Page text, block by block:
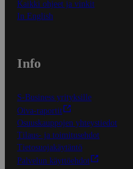
Kaikki ohjeet ja vinkit
In English
Info
S-Business yrityksille
Oiva-raportit
Osuuskauppojen yhteystiedot
Tilaus- ja toimitusehdot
Tietosuojakäytäntö
Palvelun käyttöehdot